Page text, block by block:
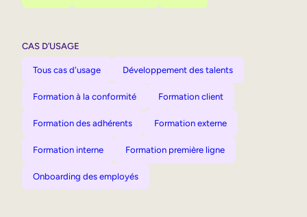
CAS D’USAGE
Tous cas d'usage Développement des talents
Formation à la conformité Formation client
Formation des adhérents Formation externe
Formation interne Formation première ligne
Onboarding des employés